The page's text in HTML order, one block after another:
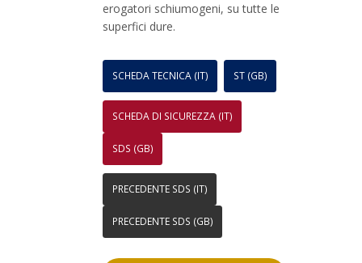
erogatori schiumogeni, su tutte le
superfici dure.
SCHEDA TECNICA (IT) ST (GB)
SCHEDA DI SICUREZZA (IT)
SDS (GB)
PRECEDENTE SDS (IT)
PRECEDENTE SDS (GB)